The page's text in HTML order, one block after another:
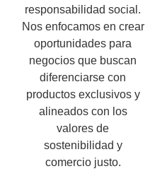
responsabilidad social.
Nos enfocamos en crear
oportunidades para
negocios que buscan
diferenciarse con
productos exclusivos y
alineados con los
valores de
sostenibilidad y
comercio justo.